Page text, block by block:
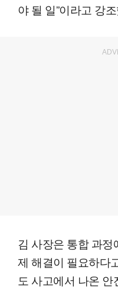
야 될 일”이라고 강
김 사장은 통합 과
제 해결이 필요하다
도 사고에서 나온